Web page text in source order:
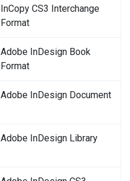
InCopy CS3 Interchange
Format
Adobe InDesign Book
Format
Adobe InDesign Document
Adobe InDesign Library